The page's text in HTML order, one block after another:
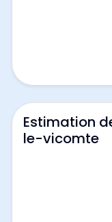
Estimation
le-vicomte